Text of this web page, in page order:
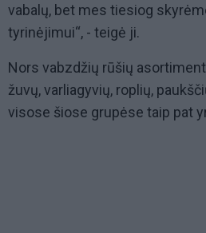
vabalų, bet mes tiesiog
tyrinėjimui“, - teigė ji.
Nors vabzdžių rūšių
žuvų, varliagyvių, roplių,
visose šiose grupėse taip pat